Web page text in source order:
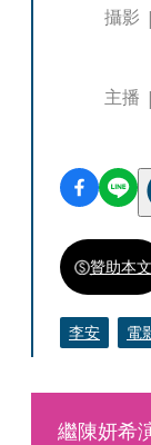
攝影
主播
贊助本文
李安 電
繼陳妍希